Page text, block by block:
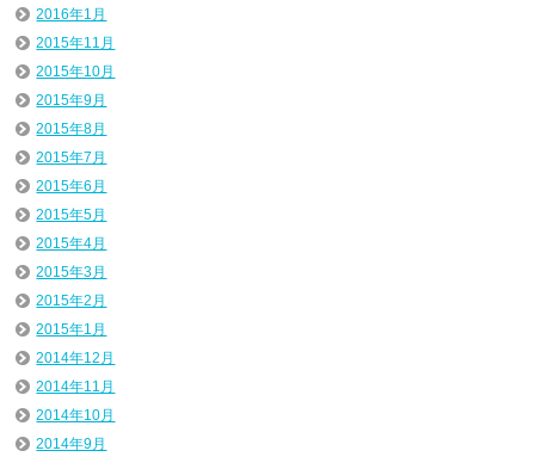
2016年1月
2015年11月
2015年10月
2015年9月
2015年8月
2015年7月
2015年6月
2015年5月
2015年4月
2015年3月
2015年2月
2015年1月
2014年12月
2014年11月
2014年10月
2014年9月